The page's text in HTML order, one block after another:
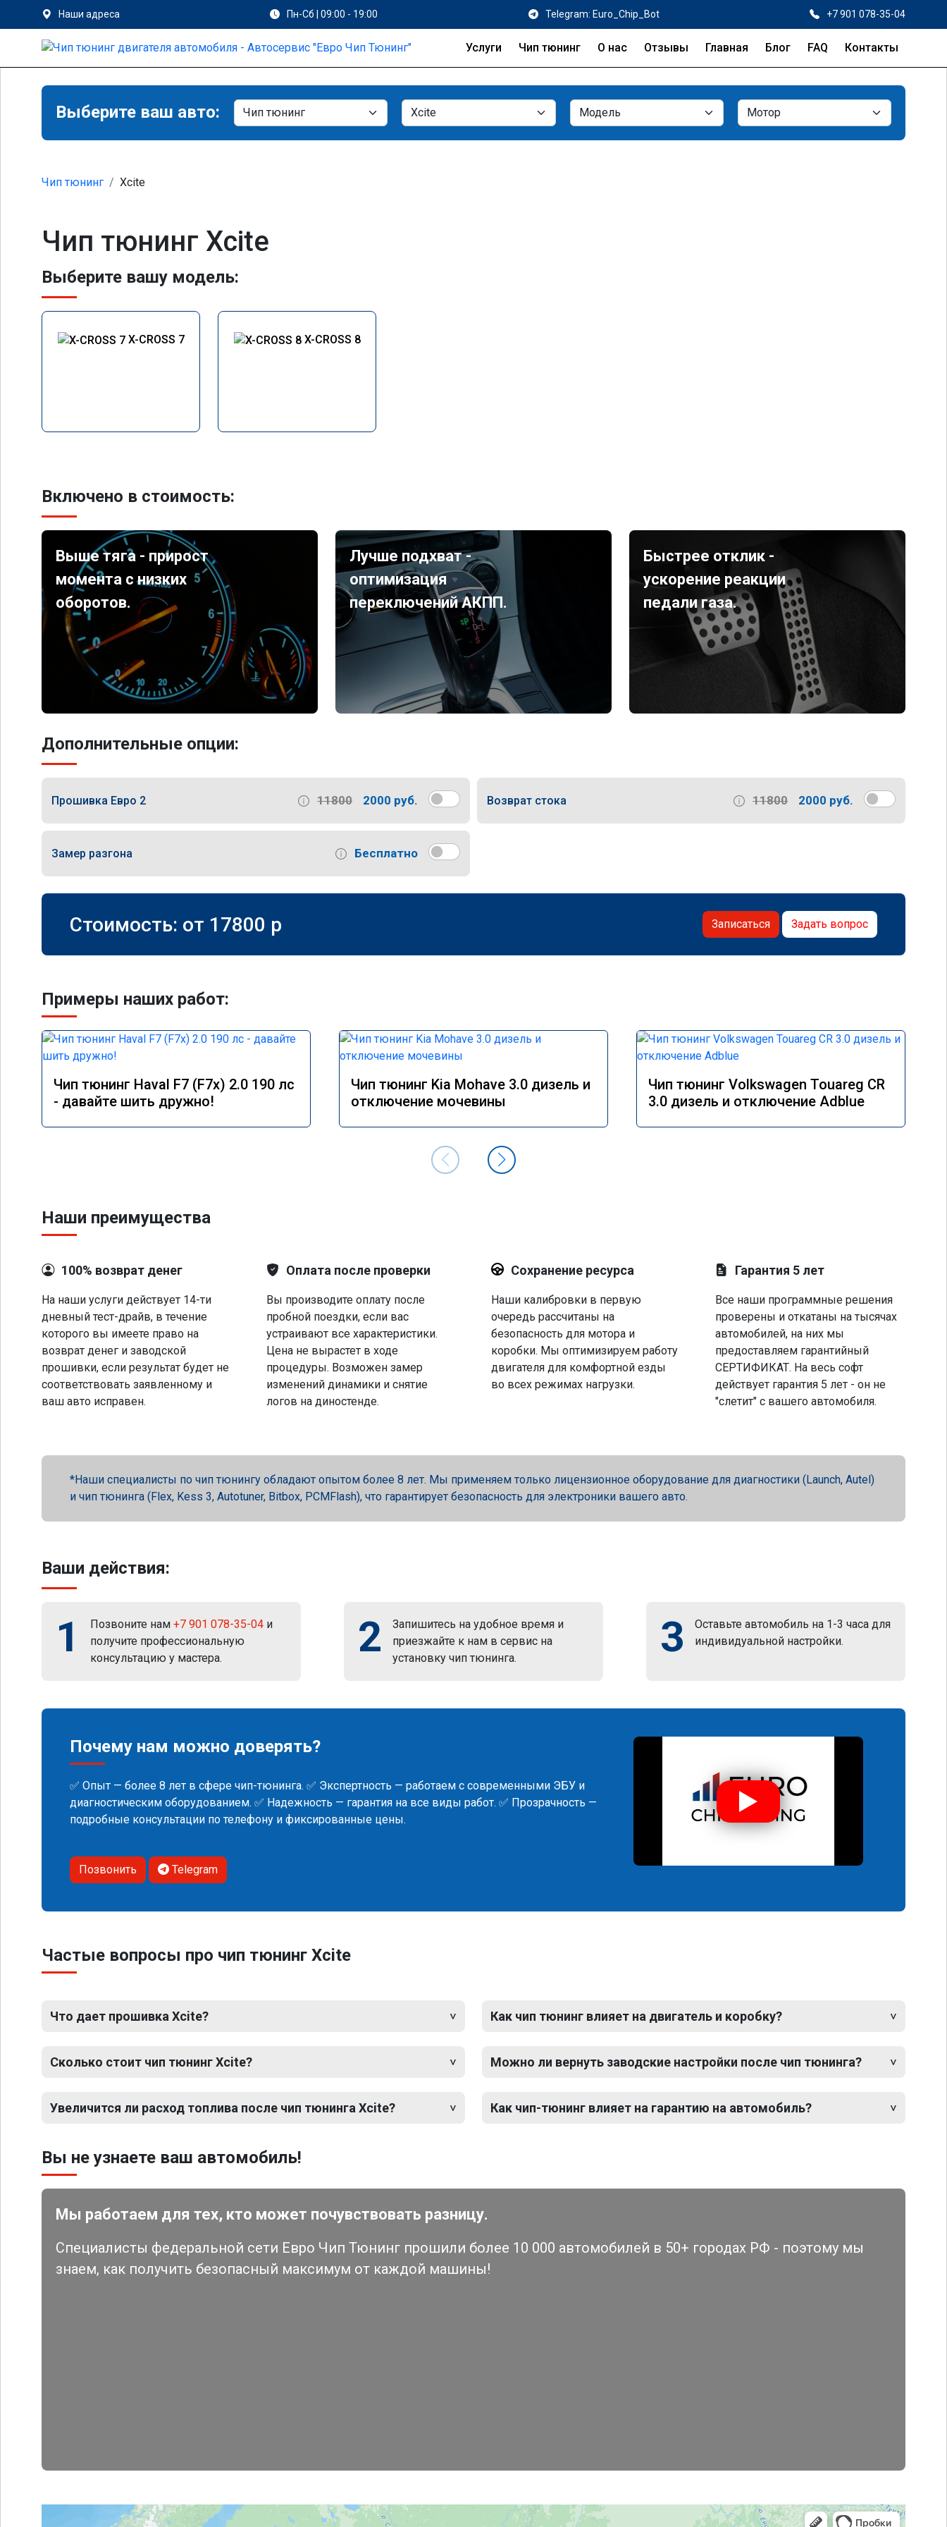
Наши адреса Пн-Сб | 09:00 - 19:00 Telegram: Euro_Chip_Bot +7 901 078-35-04
Услуги Чип тюнинг О нас Отзывы Главная Блог FAQ Контакты
Выберите ваш авто:
Чип тюнинг Xcite
Чип тюнинг Xcite
Выберите вашу модель:
X-CROSS 7 X-CROSS 8
Включено в стоимость:
Выше тяга - прирост
момента с низких
оборотов.
Лучше подхват -
оптимизация
переключений АКПП.
Быстрее отклик -
ускорение реакции
педали газа.
Дополнительные опции:
Прошивка Евро 2 11800 2000 руб. Возврат стока 11800 2000 руб.
Замер разгона Бесплатно
Стоимость: от 17800 p Записаться Задать вопрос
Примеры наших работ:
Чип тюнинг Haval F7 (F7x) 2.0 190 лс
- давайте шить дружно!
Чип тюнинг Kia Mohave 3.0 дизель и
отключение мочевины
Чип тюнинг Volkswagen Touareg CR
3.0 дизель и отключение Adblue
Наши преимущества
100% возврат денег
На наши услуги действует 14-ти
дневный тест-драйв, в течение
которого вы имеете право на
возврат денег и заводской
прошивки, если результат будет не
соответствовать заявленному и
ваш авто исправен.
Оплата после проверки
Вы производите оплату после
пробной поездки, если вас
устраивают все характеристики.
Цена не вырастет в ходе
процедуры. Возможен замер
изменений динамики и снятие
логов на диностенде.
Сохранение ресурса
Наши калибровки в первую
очередь рассчитаны на
безопасность для мотора и
коробки. Мы оптимизируем работу
двигателя для комфортной езды
во всех режимах нагрузки.
Гарантия 5 лет
Все наши программные решения
проверены и откатаны на тысячах
автомобилей, на них мы
предоставляем гарантийный
СЕРТИФИКАТ. На весь софт
действует гарантия 5 лет - он не
"слетит" с вашего автомобиля.
Наши специалисты по чип тюнингу обладают опытом более 8 лет. Мы применяем только лицензионное оборудование для диагностики (Launch, Autel)
и чип тюнинга (Flex, Kess 3, Autotuner, Bitbox, PCMFlash), что гарантирует безопасность для электроники вашего авто.
Ваши действия:
1 Позвоните нам +7 901 078-35-04 и
получите профессиональную
консультацию у мастера.
2
Запишитесь на удобное время и
приезжайте к нам в сервис на
установку чип тюнинга.
3
Оставьте автомобиль на 1-3 часа для
индивидуальной настройки.
Почему нам можно доверять?
✅ Опыт — более 8 лет в сфере чип-тюнинга. ✅ Экспертность — работаем с современными ЭБУ и
диагностическим оборудованием. ✅ Надежность — гарантия на все виды работ. ✅ Прозрачность —
подробные консультации по телефону и фиксированные цены.
Позвонить Telegram
Частые вопросы про чип тюнинг Xcite
Что дает прошивка Xcite?
Сколько стоит чип тюнинг Xcite?
Увеличится ли расход топлива после чип тюнинга Xcite?
Как чип тюнинг влияет на двигатель и коробку?
Можно ли вернуть заводские настройки после чип тюнинга?
Как чип-тюнинг влияет на гарантию на автомобиль?
Вы не узнаете ваш автомобиль!
Мы работаем для тех, кто может почувствовать разницу.
Специалисты федеральной сети Евро Чип Тюнинг прошили более 10 000 автомобилей в 50+ городах РФ - поэтому мы
знаем, как получить безопасный максимум от каждой машины!